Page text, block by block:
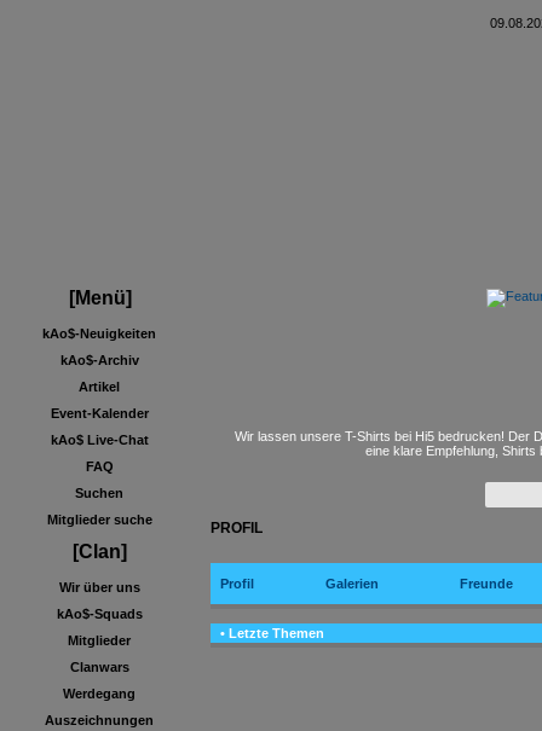
[Menü]
kAo$-Neuigkeiten
kAo$-Archiv
Artikel
Event-Kalender
kAo$ Live-Chat
FAQ
Suchen
Mitglieder suche
[Clan]
Wir über uns
kAo$-Squads
Mitglieder
Clanwars
Werdegang
Auszeichnungen
Wir lassen unsere T-Shirts bei Hi5 bedrucken! Der
eine klare Empfehlung,
PROFIL
Profil Galerien Freunde
• Letzte Themen